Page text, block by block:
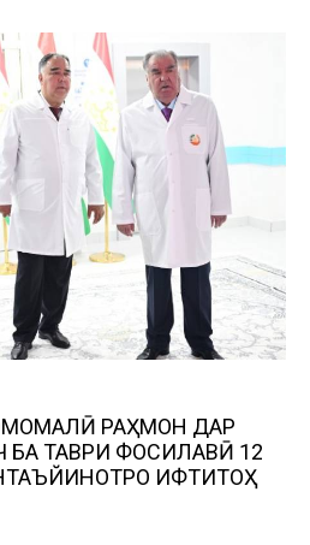
РАҲМОН ДАР
ТАВРИ ФОСИЛАВӢ 12
ИФТИТОҲ